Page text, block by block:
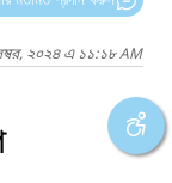
২০২৪ এ ১১:১৮ AM